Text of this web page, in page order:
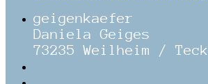
geigenkaefer
Daniela Geiges
73235 Weilheim / Teck